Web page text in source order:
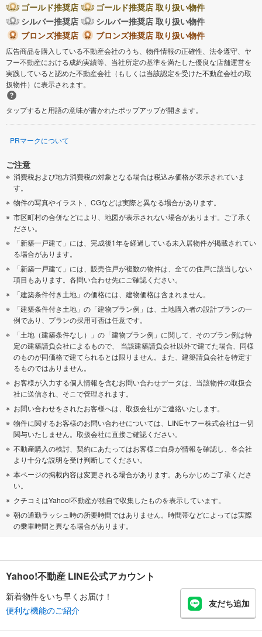
ゴールド推奨店
ゴールド推奨店 取り扱い物件
シルバー推奨店
シルバー推奨店 取り扱い物件
ブロンズ推奨店
ブロンズ推奨店 取り扱い物件
広告商品を購入している不動産会社のうち、物件情報の正確性、法令遵守、ヤ
フー不動産における成約実績等、当社所定の基準を満たした優良な店舗運営を
実践していると認めた不動産会社（もしくは当該認定を受けた不動産会社の取
扱物件）に表示されます。
タップすると用語の意味が書かれたポップアップが開きます。
PRマークについて
ご注意
消費税および地方消費税の対象となる場合は税込み価格が表示されていま
す。
物件の写真やイラスト、CGなどは実際と異なる場合があります。
市区町村の合併などにより、地図が表示されない場合があります。ご了承く
ださい。
「新築一戸建て」には、完成後1年を経過している未入居物件が掲載されてい
る場合があります。
「新築一戸建て」には、販売住戸が複数の物件は、全ての住戸に該当しない
項目もあります。各問い合わせ先にご確認ください。
「建築条件付き土地」の価格には、建物価格は含まれません。
「建築条件付き土地」の「建物プラン例」は、土地購入者の設計プランの一
例であり、プランの採用可否は任意です。
「土地（建築条件なし）」の「建物プラン例」に関して、そのプラン例は特
定の建築請負会社によるもので、 当該建築請負会社以外で建てた場合、同様
のものが同価格で建てられるとは限りません。また、建築請負会社を特定す
るものではありません。
お客様が入力する個人情報を含むお問い合わせデータは、当該物件の取扱会
社に送信され、そこで管理されます。
お問い合わせをされたお客様へは、取扱会社がご連絡いたします。
物件に関するお客様のお問い合わせについては、LINEヤフー株式会社は一切
関与いたしません。取扱会社に直接ご確認ください。
不動産購入の検討、契約にあたってはお客様ご自身が情報を確認し、各会社
より十分な説明を受け判断してください。
本ページの掲載内容は変更される場合があります。あらかじめご了承くださ
い。
クチコミはYahoo!不動産が独自で収集したものを表示しています。
朝の通勤ラッシュ時の所要時間ではありません。時間帯などによっては実際
の乗車時間と異なる場合があります。
Yahoo!不動産 LINE公式アカウント
新着物件をいち早くお届け！
便利な機能のご紹介
友だち追加